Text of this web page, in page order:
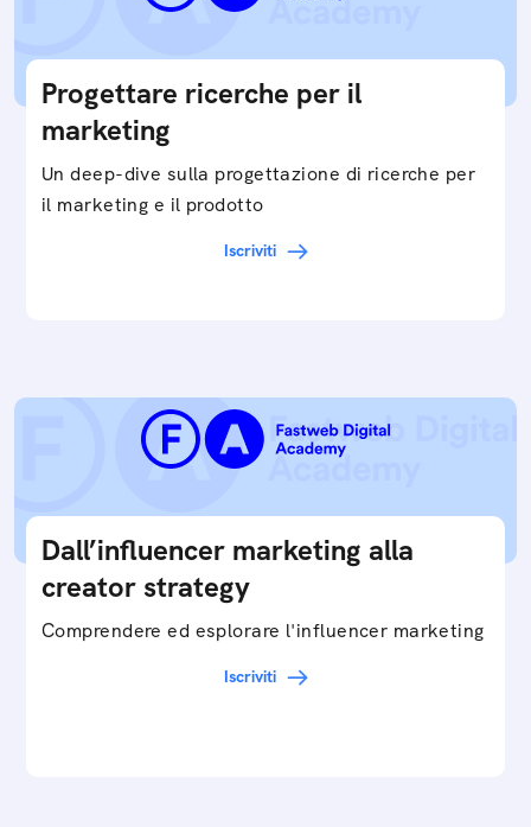
Progettare ricerche per il
marketing
Un deep-dive sulla progettazione di ricerche per
il marketing e il prodotto
Iscriviti
Dall’influencer marketing alla
creator strategy
Comprendere ed esplorare l'influencer marketing
Iscriviti